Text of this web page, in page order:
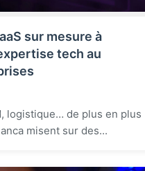
sur mesure à
tech au
logistique… de plus en plus
misent sur des...